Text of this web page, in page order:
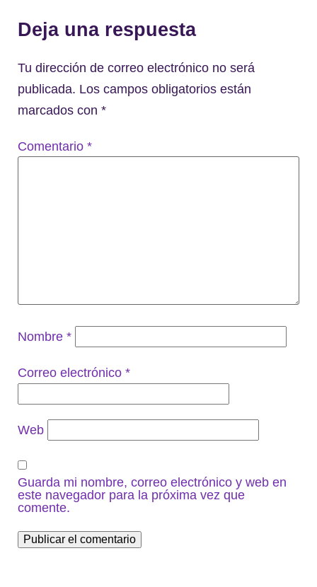
Deja una respuesta
Tu dirección de correo electrónico no será
publicada. Los campos obligatorios están
marcados con *
Comentario *
Nombre *
Correo electrónico *
Web
Guarda mi nombre, correo electrónico y web en
este navegador para la próxima vez que
comente.